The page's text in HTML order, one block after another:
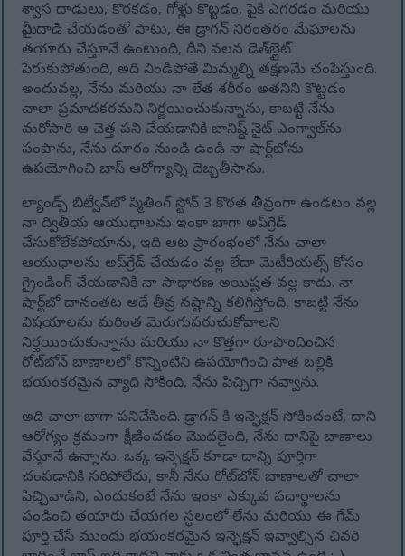
శ్వాస దాడులు, కొరకడం, గోళ్లు కొట్టడం, పైకి ఎగరడం మరియు
మీపై దాడి చేయడంతో పాటు, ఈ డ్రాగన్ నిరంతరం మేఘాలను
తయారు చేస్తూనే ఉంటుంది, దీని వలన డెత్‌బ్లైట్
పేరుకుపోతుంది, అది నిండిపోతే మిమ్మల్ని తక్షణమే చంపేస్తుంది.
అందువల్ల, నేను మరియు నా లేత శరీరం అతనిని కొట్టడం
చాలా ప్రమాదకరమని నిర్ణయించుకున్నాను, కాబట్టి నేను
మరోసారి ఆ చెత్త పని చేయడానికి బానిష్డ్ నైట్ ఎంగ్వాల్‌ను
పంపాను, నేను దూరం నుండి ఉండి నా షార్ట్‌బోను
ఉపయోగించి బాస్ ఆరోగ్యాన్ని దెబ్బతీసాను.
ల్యాండ్స్ బిట్వీన్‌లో స్మితింగ్ స్టోన్ 3 కొరత తీవ్రంగా ఉండటం వల్ల
నా ద్వితీయ ఆయుధాలను ఇంకా బాగా అప్‌గ్రేడ్
చేసుకోలేకపోయాను, ఇది ఆట ప్రారంభంలో నేను చాలా
ఆయుధాలను అప్‌గ్రేడ్ చేయడం వల్ల లేదా మెటీరియల్స్ కోసం
గ్రైండింగ్ చేయడానికి నా సాధారణ అయిష్టత వల్ల కాదు. నా
షార్ట్‌బో దానంతట అదే తీవ్ర నష్టాన్ని కలిగిస్తోంది, కాబట్టి నేను
విషయాలను మరింత మెరుగుపరుచుకోవాలని
నిర్ణయించుకున్నాను మరియు నా కొత్తగా రూపొందించిన
రోట్‌బోన్ బాణాలలో కొన్నింటిని ఉపయోగించి పాత బల్లికి
భయంకరమైన వ్యాధి సోకింది, నేను పిచ్చిగా నవ్వాను.
అది చాలా బాగా పనిచేసింది. డ్రాగన్ కి ఇన్ఫెక్షన్ సోకిందంటే, దాని
ఆరోగ్యం క్రమంగా క్షీణించడం మొదలైంది, నేను దానిపై బాణాలు
వేస్తూనే ఉన్నాను. ఒక్క ఇన్ఫెక్షన్ కూడా దాన్ని పూర్తిగా
చంపడానికి సరిపోలేదు, కానీ నేను రోట్‌బోన్ బాణాలతో చాలా
పిచ్చివాడిని, ఎందుకంటే నేను ఇంకా ఎక్కువ పదార్థాలను
పండించి తయారు చేయగల స్థలంలో లేను మరియు ఈ గేమ్
పూర్తి చేసే ముందు భయంకరమైన ఇన్ఫెక్షన్ ఇవ్వాల్సిన చివరి